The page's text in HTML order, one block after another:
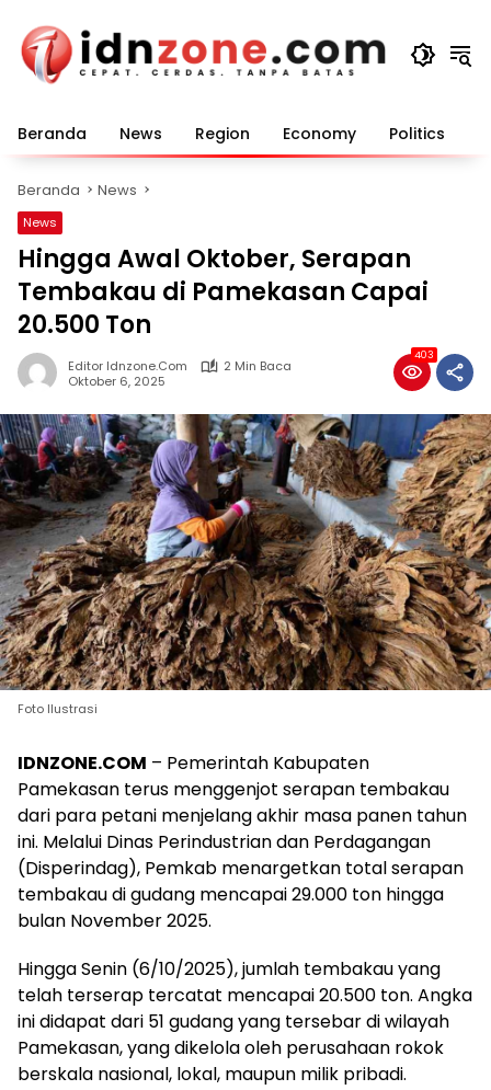
konten
Beranda News Region Economy Politics
Beranda News
News
Hingga Awal Oktober, Serapan
Tembakau di Pamekasan Capai
20.500 Ton
Editor Idnzone.com
2 Min Baca
Oktober 6, 2025
403
Foto Ilustrasi
IDNZONE.COM – Pemerintah Kabupaten
Pamekasan terus menggenjot serapan tembakau
dari para petani menjelang akhir masa panen tahun
ini. Melalui Dinas Perindustrian dan Perdagangan
(Disperindag), Pemkab menargetkan total serapan
tembakau di gudang mencapai 29.000 ton hingga
bulan November 2025.
Hingga Senin (6/10/2025), jumlah tembakau yang
telah terserap tercatat mencapai 20.500 ton. Angka
ini didapat dari 51 gudang yang tersebar di wilayah
Pamekasan, yang dikelola oleh perusahaan rokok
berskala nasional, lokal, maupun milik pribadi.